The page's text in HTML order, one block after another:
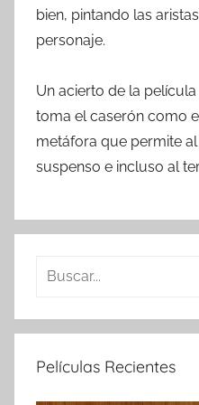
bien, pintando las
personaje.
Un acierto de la
toma el caserón como
metáfora que permite
suspenso e incluso al
s
a
Películas Recientes